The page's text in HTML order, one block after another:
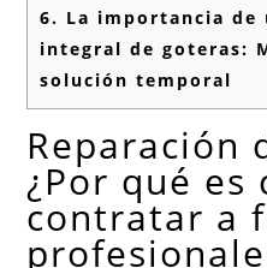
6. La importancia de
integral de goteras:
solución temporal
Reparación
¿Por qué es
contratar a